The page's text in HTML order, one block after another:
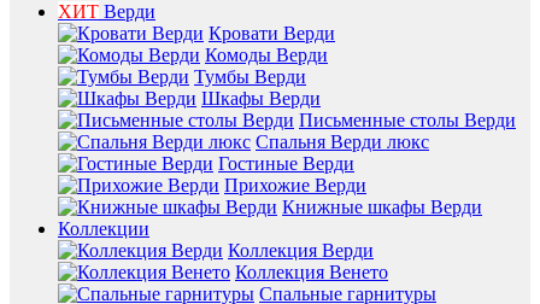
ХИТ Верди
Кровати Верди
Комоды Верди
Тумбы Верди
Шкафы Верди
Письменные столы Верди
Спальня Верди люкс
Гостиные Верди
Прихожие Верди
Книжные шкафы Верди
Коллекции
Коллекция Верди
Коллекция Венето
Спальные гарнитуры